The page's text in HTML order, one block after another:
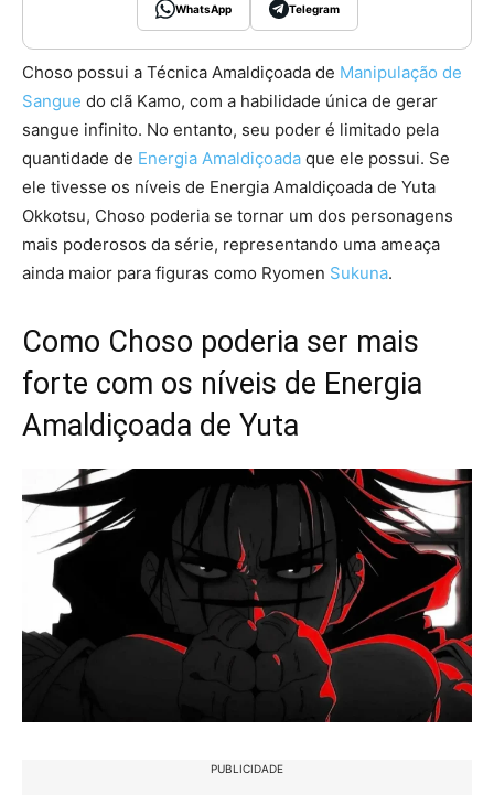
WhatsApp Telegram
Choso possui a Técnica Amaldiçoada de Manipulação de
Sangue do clã Kamo, com a habilidade única de gerar
sangue infinito. No entanto, seu poder é limitado pela
quantidade de Energia Amaldiçoada que ele possui. Se
ele tivesse os níveis de Energia Amaldiçoada de Yuta
Okkotsu, Choso poderia se tornar um dos personagens
mais poderosos da série, representando uma ameaça
ainda maior para figuras como Ryomen Sukuna.
Como Choso poderia ser mais
forte com os níveis de Energia
Amaldiçoada de Yuta
PUBLICIDADE